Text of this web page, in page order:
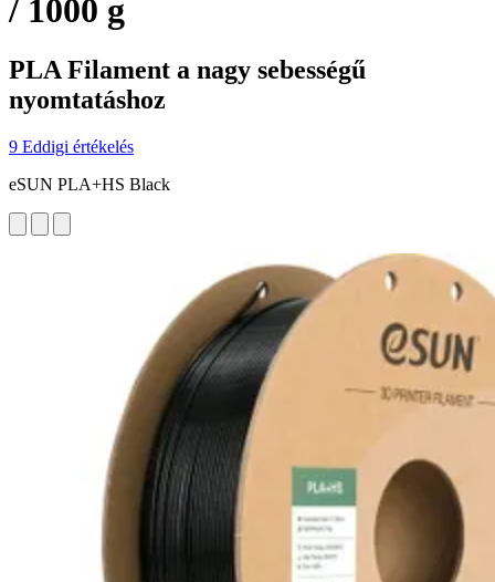
/ 1000 g
PLA Filament a nagy sebességű
nyomtatáshoz
9 Eddigi értékelés
eSUN PLA+HS Black